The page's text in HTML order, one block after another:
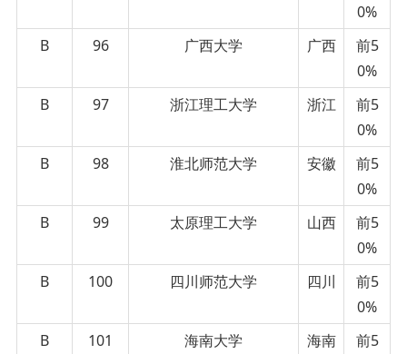
0%
B
96 广西大学 广西
前5
0%
B
97 浙江理工大学 浙江
前5
0%
B
98 淮北师范大学 安徽
前5
0%
B
99 太原理工大学 山西
前5
0%
B
100 四川师范大学 四川
前5
0%
B
101 海南大学 海南
前5